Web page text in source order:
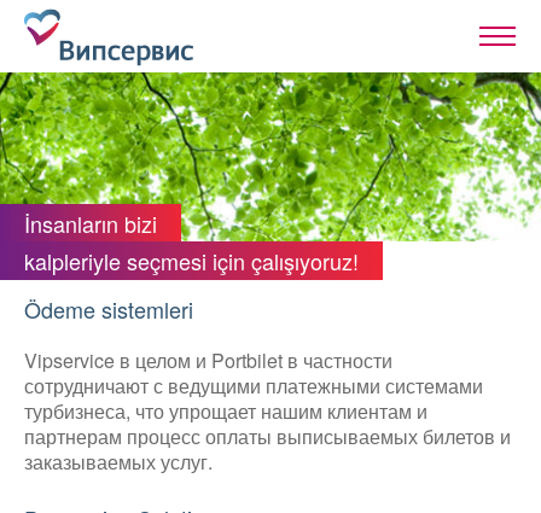
İnsanların bizi
kalpleriyle seçmesi için çalışıyoruz!
Ödeme sistemleri
Vipservice в целом и Portbilet в частности
сотрудничают с ведущими платежными системами
турбизнеса, что упрощает нашим клиентам и
партнерам процесс оплаты выписываемых билетов и
заказываемых услуг.